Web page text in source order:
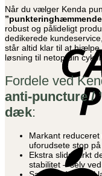
Når du vælger Kenda
robust og pålideligt
dedikerede
står altid klar til at
løsning til netop din
Fordele ved
anti-puncture /
dæk:
Markant
uforudsete stop
Ekstra slidstærkt
stabilitet – selv